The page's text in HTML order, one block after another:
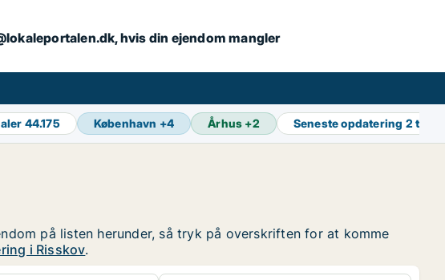
hvis din ejendom mangler
44.175 København +4 Århus +2 Seneste opdatering 2 t
på listen herunder, så tryk på overskriften for at komme
i Risskov.